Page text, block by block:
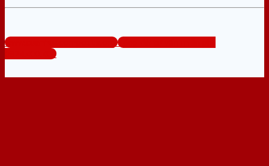
www.cuanhuacomposite.org
Tổng đài tư vấn miễn phí:
0824.400.400